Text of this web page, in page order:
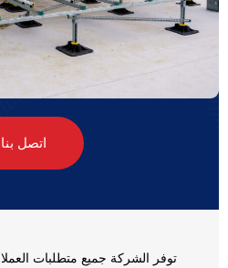
اتصل بنا
توفر الشركة جميع متطلبات